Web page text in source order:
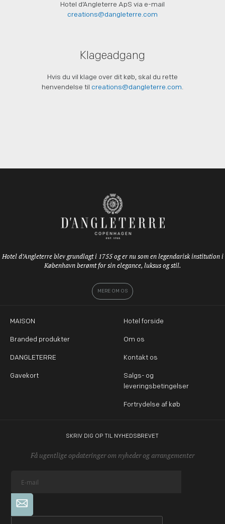
Hotel d’Angleterre ApS via e-mail
creations@dangleterre.com
Klageadgang
Hvis du vil klage over dit køb, skal du rette
henvendelse til creations@dangleterre.com.
Hotel d’Angleterre blev grundlagt i 1755 og er nu som en legendarisk institution i
København berømt for sin elegance, luksus og stil.
MERE OM OS
MAISON
Branded produkter
DANGLETERRE
Gavekort
Hotel forside
Om os
Kontakt os
Salgs- og
leveringsbetingelser
Fortrydelse af køb
SKRIV DIG OP TIL NYHEDSBREVET
Få ugentlige opdateringer om nyheder og arrangementer